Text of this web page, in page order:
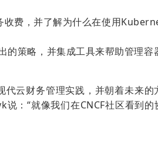
费，并了解为什么在使用
策略，并集成工具来帮助管理容
云财务管理实践，并朝着未来
：“就像我们在CNCF社区看到